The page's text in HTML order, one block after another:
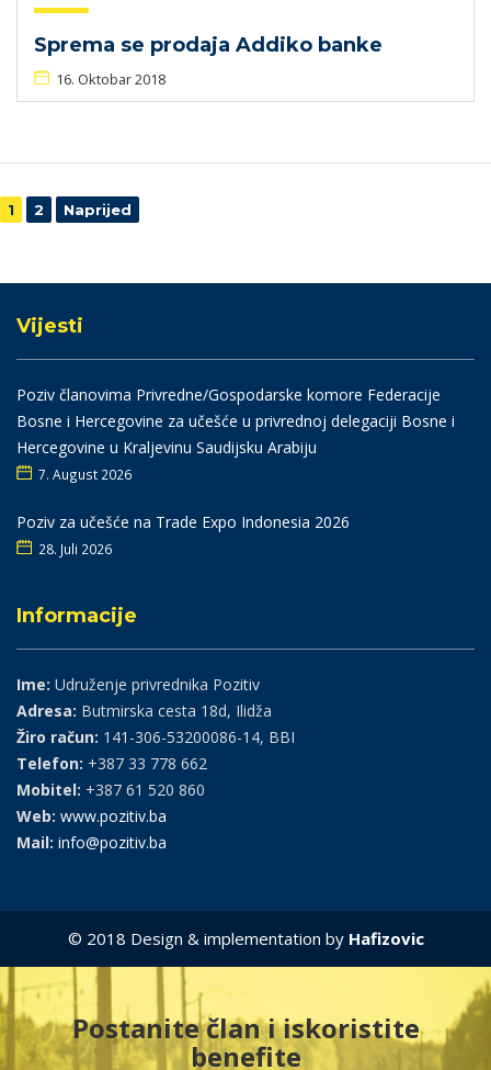
Sprema se prodaja Addiko banke
16. Oktobar 2018
Navigacija
1 2 Naprijed
Vijesti
Poziv članovima Privredne/Gospodarske komore Federacije
Bosne i Hercegovine za učešće u privrednoj delegaciji Bosne i
Hercegovine u Kraljevinu Saudijsku Arabiju
7. August 2026
Poziv za učešće na Trade Expo Indonesia 2026
28. Juli 2026
Informacije
Ime: Udruženje privrednika Pozitiv
Adresa: Butmirska cesta 18d, Ilidža
Žiro račun: 141-306-53200086-14, BBI
Telefon: +387 33 778 662
Mobitel: +387 61 520 860
Web: www.pozitiv.ba
Mail: info@pozitiv.ba
© 2018 Design & implementation by Hafizovic
Postanite član i iskoristite
benefite